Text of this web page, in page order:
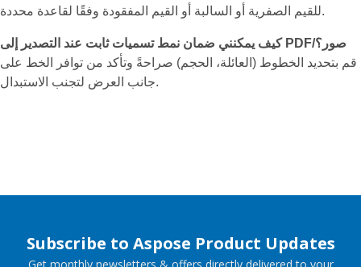
للقيم الصفرية أو السالبة أو القيم المفقودة وفقًا لقاعدة محددة.
كيف يمكنني ضمان نمط تسميات ثابت عند التصدير إلى PDF/صور؟
قم بتحديد الخطوط (العائلة، الحجم) صراحةً وتأكد من توافر الخط على
جانب العرض لتجنب الاستبدال.
Subscribe to Aspose Product Updates